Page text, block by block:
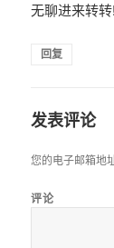
无聊进来转转!
回复
发表评论
您的电子邮箱地
评论